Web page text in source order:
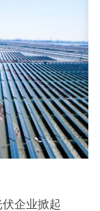
企业掀起